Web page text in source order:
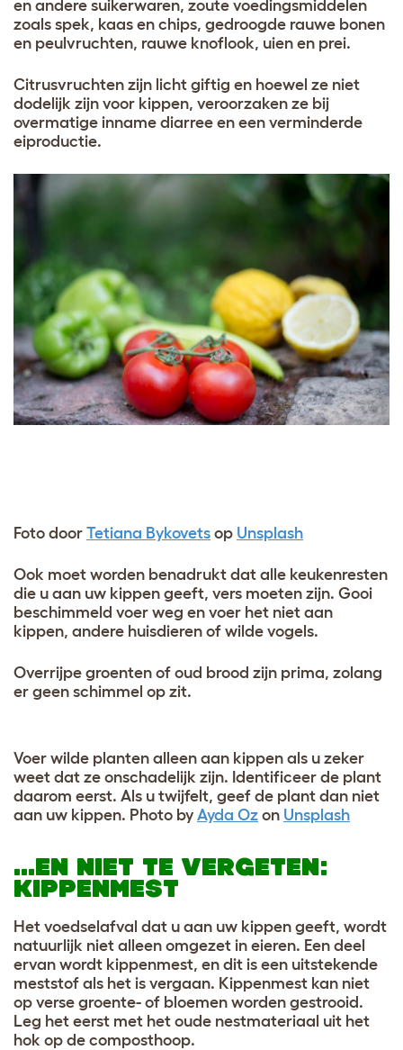
en andere suikerwaren, zoute voedingsmiddelen
zoals spek, kaas en chips, gedroogde rauwe bonen
en peulvruchten, rauwe knoflook, uien en prei.
Citrusvruchten zijn licht giftig en hoewel ze niet
dodelijk zijn voor kippen, veroorzaken ze bij
overmatige inname diarree en een verminderde
eiproductie.
Foto door Tetiana Bykovets op Unsplash
Ook moet worden benadrukt dat alle keukenresten
die u aan uw kippen geeft, vers moeten zijn. Gooi
beschimmeld voer weg en voer het niet aan
kippen, andere huisdieren of wilde vogels.
Overrijpe groenten of oud brood zijn prima, zolang
er geen schimmel op zit.
Voer wilde planten alleen aan kippen als u zeker
weet dat ze onschadelijk zijn. Identificeer de plant
daarom eerst. Als u twijfelt, geef de plant dan niet
aan uw kippen. Photo by Ayda Oz on Unsplash
…EN NIET TE VERGETEN:
KIPPENMEST
Het voedselafval dat u aan uw kippen geeft, wordt
natuurlijk niet alleen omgezet in eieren. Een deel
ervan wordt kippenmest, en dit is een uitstekende
meststof als het is vergaan. Kippenmest kan niet
op verse groente- of bloemen worden gestrooid.
Leg het eerst met het oude nestmateriaal uit het
hok op de composthoop.